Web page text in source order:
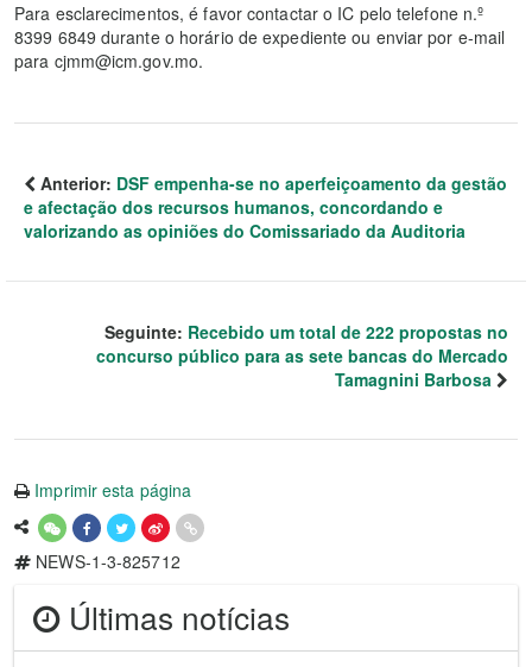
Para esclarecimentos, é favor contactar o IC pelo telefone n.º
8399 6849 durante o horário de expediente ou enviar por e-mail
para cjmm@icm.gov.mo.
Anterior: DSF empenha-se no aperfeiçoamento da gestão
e afectação dos recursos humanos, concordando e
valorizando as opiniões do Comissariado da Auditoria
Seguinte: Recebido um total de 222 propostas no
concurso público para as sete bancas do Mercado
Tamagnini Barbosa
Imprimir esta página
NEWS-1-3-825712
Últimas notícias